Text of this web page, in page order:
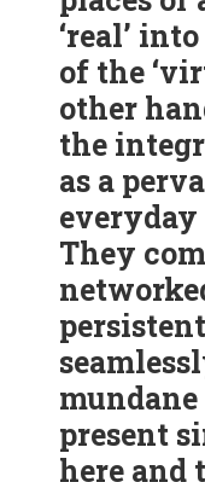
‘real’
of the
other
the
as a
everyday
They
present
here and